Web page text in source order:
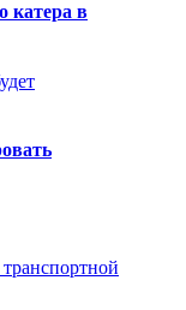
катера в